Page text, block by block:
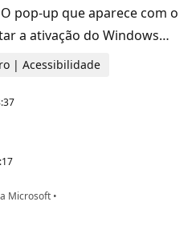
pop-up que aparece com o
a ativação do Windows…
| Acessibilidade
Microsoft •